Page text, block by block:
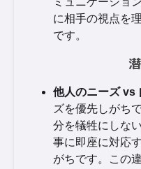
に相手の視点を
です。
他人のニーズ vs
ズを優先しがち
分を犠牲にしな
事に即座に対応
がちです。この